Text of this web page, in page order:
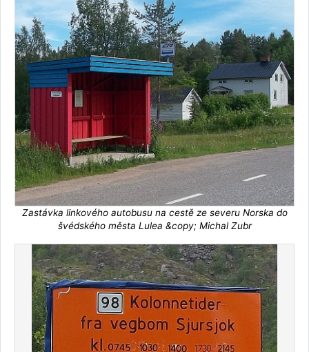
Zastávka linkového autobusu na cestě ze severu Norska do
švédského města Lulea &copy; Michal Zubr